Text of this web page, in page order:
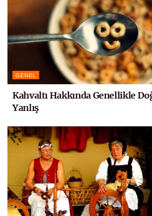
GENEL
Kahvaltı Hakkında Genellikle
Yanlış